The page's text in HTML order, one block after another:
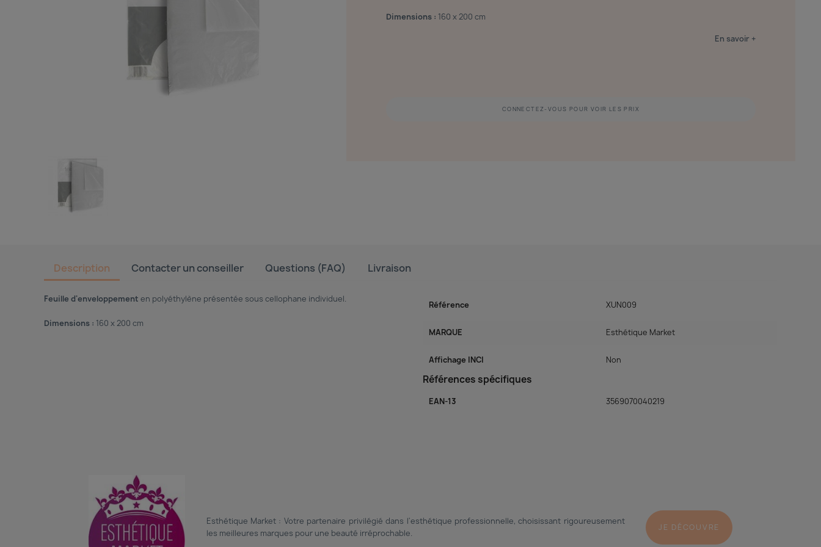
Dimensions : 160 x 200 cm
En savoir +
CONNECTEZ-VOUS POUR VOIR LES PRIX
Description Contacter un conseiller Questions (FAQ) Livraison
Feuille d'enveloppement en polyéthylène présentée sous cellophane individuel.
Dimensions : 160 x 200 cm
Référence XUN009
MARQUE Esthétique Market
Affichage INCI Non
Références spécifiques
EAN-13 3569070040219
Esthétique Market : Votre partenaire privilégié dans l'esthétique professionnelle, choisissant rigoureusement
les meilleures marques pour une beauté irréprochable.
JE DÉCOUVRE